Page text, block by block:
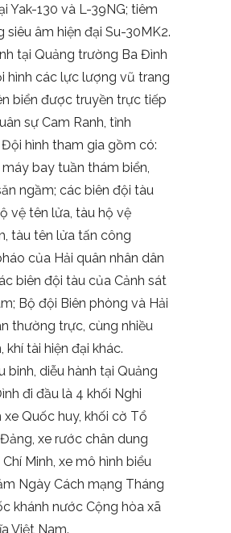
Yak-130 và L-39NG; tiêm
siêu âm hiện đại Su-30MK2.
tại Quảng trường Ba Đình
hình các lực lượng vũ trang
biển được truyền trực tiếp
sự Cam Ranh, tỉnh
Đội hình tham gia gồm có:
máy bay tuần thám biển,
ngầm; các biên đội tàu
vệ tên lửa, tàu hộ vệ
tàu tên lửa tấn công
của Hải quân nhân dân
biên đội tàu của Cảnh sát
Bộ đội Biên phòng và Hải
thường trực, cùng nhiều
khí tài hiện đại khác.
binh, diễu hành tại Quảng
đi đầu là 4 khối Nghi
Quốc huy, khối cờ Tổ
xe rước chân dung
Minh, xe mô hình biểu
Ngày Cách mạng Tháng
khánh nước Cộng hòa xã
Việt Nam.